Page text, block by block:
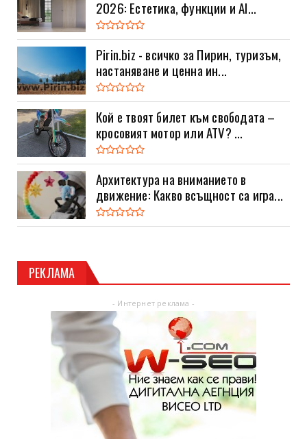
2026: Естетика, функции и AI...
Pirin.biz - всичко за Пирин, туризъм,
настаняване и ценна ин...
Кой е твоят билет към свободата –
кросовият мотор или ATV? ...
Архитектура на вниманието в
движение: Какво всъщност са игра...
РЕКЛАМА
- Интернет реклама -